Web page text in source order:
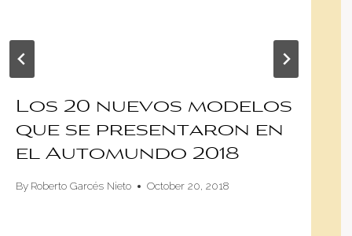
Los 20 nuevos modelos
que se presentaron en
el Automundo 2018
By Roberto Garcés Nieto October 20, 2018